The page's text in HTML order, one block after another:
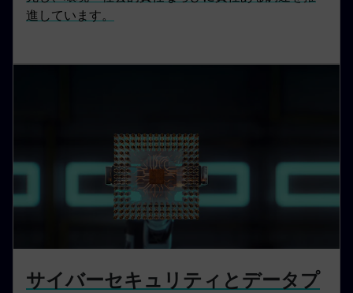
進しています。
サイバーセキュリティとデータプ